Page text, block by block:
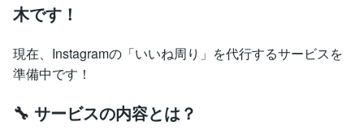
木です！
現在、Instagramの「いいね周り」を代行するサービスを
準備中です！
🔧 サービスの内容とは？